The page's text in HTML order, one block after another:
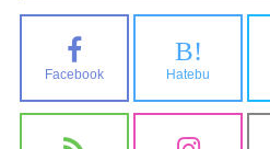
Facebook
B!
Hatebu